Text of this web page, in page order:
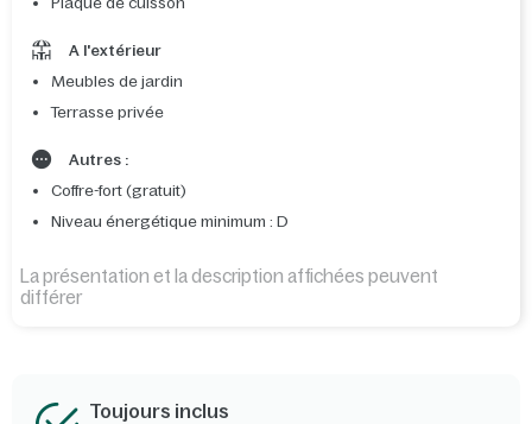
A l'extérieur
Meubles de jardin
Terrasse privée
Autres :
Coffre-fort (gratuit)
Niveau énergétique minimum : D
La présentation et la description affichées peuvent
différer
Toujours inclus